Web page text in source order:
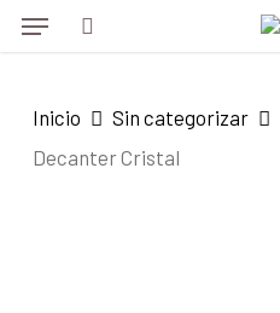
Skip
content
Menu
Inicio Sin categorizar
Decanter Cristal